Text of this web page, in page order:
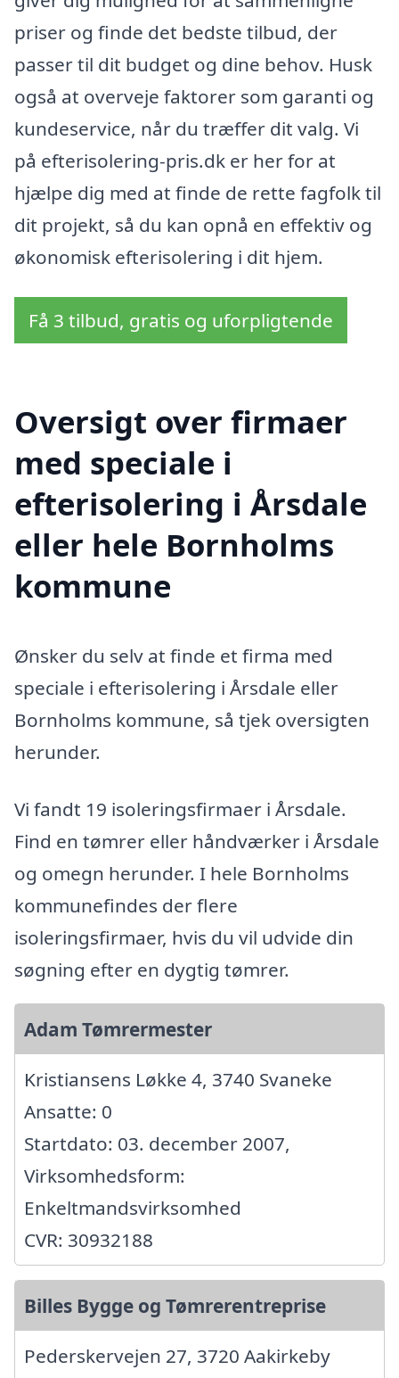
priser og finde det bedste tilbud, der
passer til dit budget og dine behov. Husk
også at overveje faktorer som garanti og
kundeservice, når du træffer dit valg. Vi
på efterisolering-pris.dk er her for at
hjælpe dig med at finde de rette fagfolk til
dit projekt, så du kan opnå en effektiv og
økonomisk efterisolering i dit hjem.
Få 3 tilbud, gratis og uforpligtende
Oversigt over firmaer
med speciale i
efterisolering i Årsdale
eller hele Bornholms
kommune
Ønsker du selv at finde et firma med
speciale i efterisolering i Årsdale eller
Bornholms kommune, så tjek oversigten
herunder.
Vi fandt 19 isoleringsfirmaer i Årsdale.
Find en tømrer eller håndværker i Årsdale
og omegn herunder. I hele Bornholms
kommunefindes der flere
isoleringsfirmaer, hvis du vil udvide din
søgning efter en dygtig tømrer.
Adam Tømrermester
Kristiansens Løkke 4, 3740 Svaneke
Ansatte: 0
Startdato: 03. december 2007,
Virksomhedsform:
Enkeltmandsvirksomhed
CVR: 30932188
Billes Bygge og Tømrerentreprise
Pederskervejen 27, 3720 Aakirkeby